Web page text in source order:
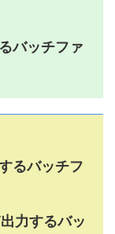
バッチファ
るバッチフ
力するバッ